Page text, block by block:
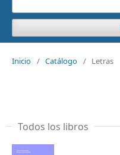
Inicio / Catálogo / Letras
Todos los libros